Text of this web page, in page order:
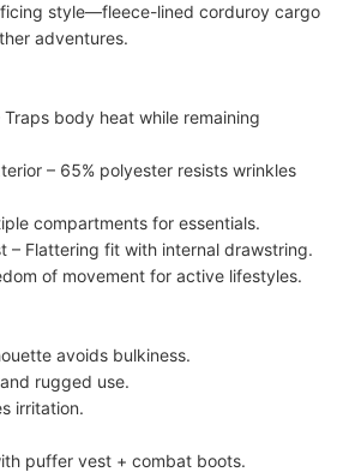
Ein Stück
style—​​fleece-lined corduroy cargo
adventures​​.
body heat​​ while remaining
– ​​65% polyester​​ resists wrinkles
compartments​​ for essentials.
– ​​Flattering fit​​ with internal drawstring.
of movement​​ for active lifestyles.
avoids bulkiness.
rugged use.
irritation.
​​puffer vest + combat boots​​.